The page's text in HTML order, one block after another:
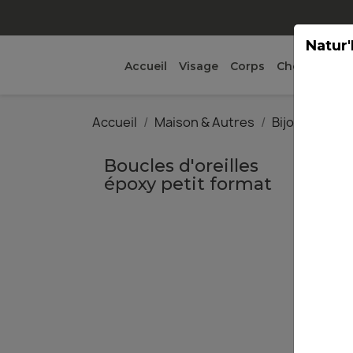
Accueil Visage Corps Cheveux
Accueil Maison & Autres Bijoux
Boucles d'oreilles
époxy petit format